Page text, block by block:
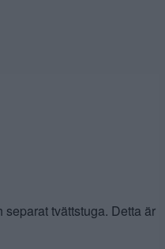
tvättstuga. Detta är